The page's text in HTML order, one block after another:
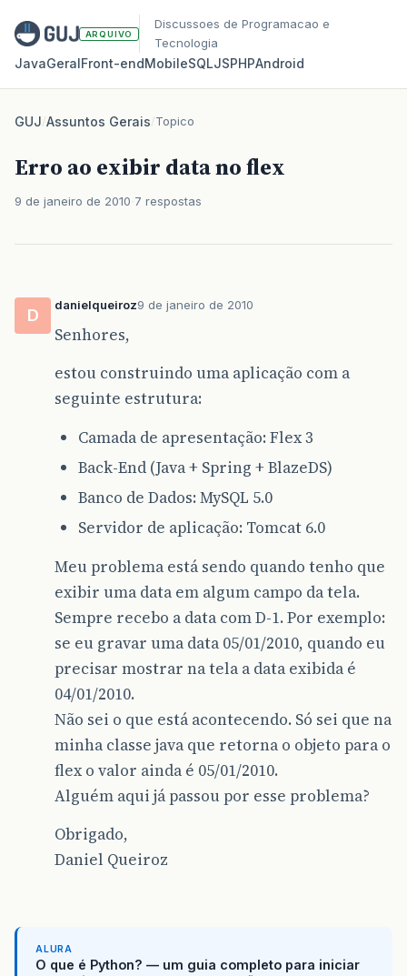
ARQUIVO
Discussoes de Programacao e
Tecnologia
JavaGeralFront‑endMobileSQLJSPHPAndroid
GUJ/Assuntos Gerais/Topico
Erro ao exibir data no flex
9 de janeiro de 2010 7 respostas
D
danielqueiroz9 de janeiro de 2010
Senhores,
estou construindo uma aplicação com a
seguinte estrutura:
Camada de apresentação: Flex 3
Back-End (Java + Spring + BlazeDS)
Banco de Dados: MySQL 5.0
Servidor de aplicação: Tomcat 6.0
Meu problema está sendo quando tenho que
exibir uma data em algum campo da tela.
Sempre recebo a data com D-1. Por exemplo:
se eu gravar uma data 05/01/2010, quando eu
precisar mostrar na tela a data exibida é
04/01/2010.
Não sei o que está acontecendo. Só sei que na
minha classe java que retorna o objeto para o
flex o valor ainda é 05/01/2010.
Alguém aqui já passou por esse problema?
Obrigado,
Daniel Queiroz
ALURA
O que é Python? — um guia completo para iniciar